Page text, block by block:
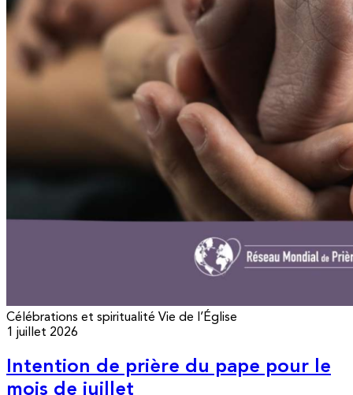
Célébrations et spiritualité Vie de l’Église
1 juillet 2026
Intention de prière du pape pour le
mois de juillet